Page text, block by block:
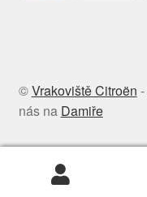
©Vrakoviště Citroën -
nás na Damiře